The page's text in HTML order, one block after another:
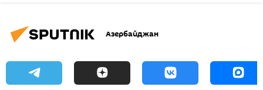
Азербайджан